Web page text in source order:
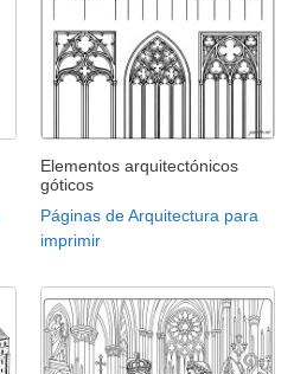
Elementos arquitectónicos
góticos
Páginas de Arquitectura para
imprimir